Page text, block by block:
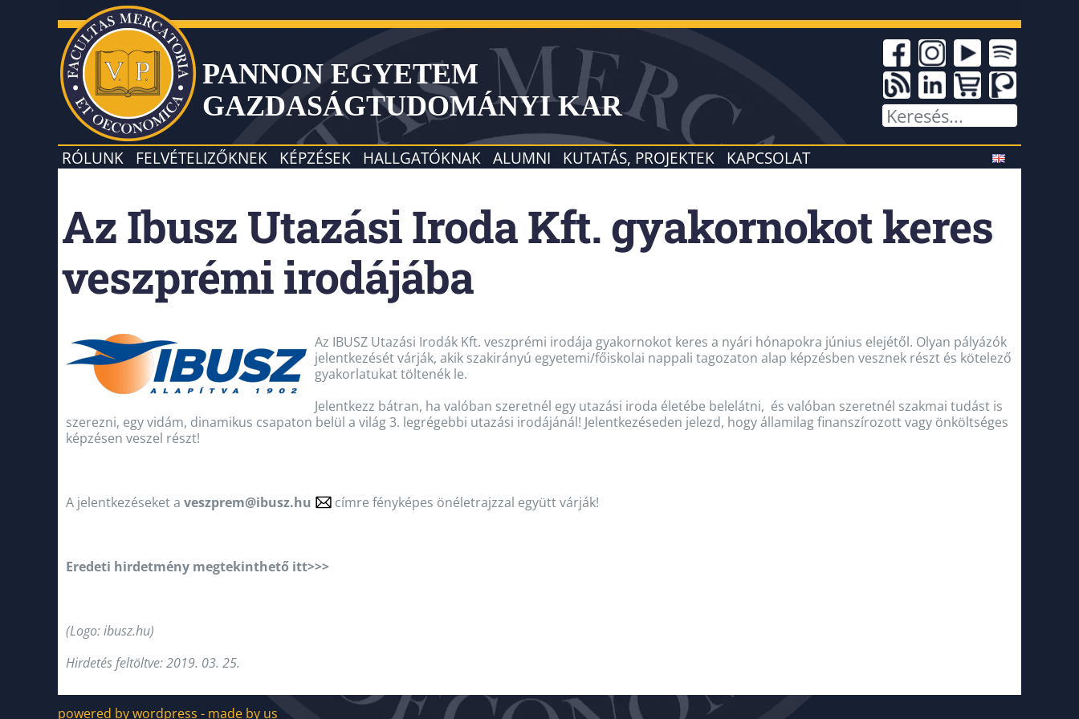
PANNON EGYETEM
GAZDASÁGTUDOMÁNYI KAR
RÓLUNK FELVÉTELIZŐKNEK KÉPZÉSEK HALLGATÓKNAK ALUMNI KUTATÁS, PROJEKTEK KAPCSOLAT
Az Ibusz Utazási Iroda Kft. gyakornokot keres
veszprémi irodájába
Az IBUSZ Utazási Irodák Kft. veszprémi irodája gyakornokot keres a nyári hónapokra június elejétől. Olyan pályázók
jelentkezését várják, akik szakirányú egyetemi/főiskolai nappali tagozaton alap képzésben vesznek részt és kötelező
gyakorlatukat töltenék le.
Jelentkezz bátran, ha valóban szeretnél egy utazási iroda életébe belelátni, és valóban szeretnél szakmai tudást is
szerezni, egy vidám, dinamikus csapaton belül a világ 3. legrégebbi utazási irodájánál! Jelentkezéseden jelezd, hogy államilag finanszírozott vagy önköltséges
képzésen veszel részt!
A jelentkezéseket a veszprem@ibusz.hu címre fényképes önéletrajzzal együtt várják!
Eredeti hirdetmény megtekinthető itt>>>
(Logo: ibusz.hu)
Hirdetés feltöltve: 2019. 03. 25.
powered by wordpress - made by us